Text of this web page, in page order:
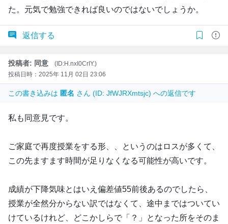
た。元気で勉強できれば良いのではないでしょうか。
返信する
投稿者: 同意
(ID:H.nxI0CrIY.)
投稿日時：2025年 11月 02日 23:06
この書き込みは 匿名 さん (ID: JfWJRXmtsjc) への返信です
私も同意見です。
ご家庭で再度授業をする形、、というのはロスが多くて、
この先ますます時間が足りなくなる可能性が高いです。
成績が下降気味とはいえ偏差値55前後あるのでしたら、
授業が全然分からない訳ではなくて、途中まではついてい
けているけれど、どこかしらで「？」となった所をそのま